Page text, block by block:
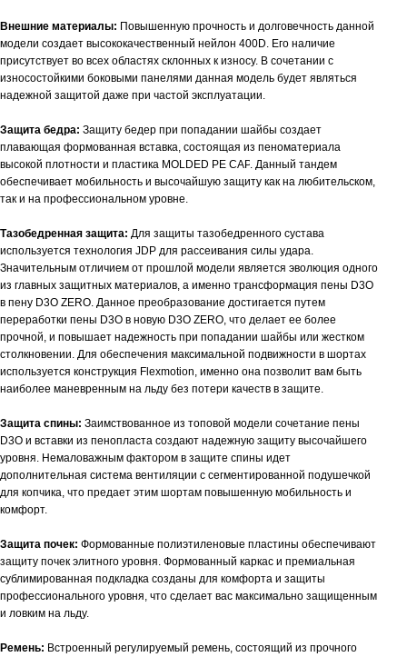
Внешние материалы: Повышенную прочность и долговечность данной
модели создает высококачественный нейлон 400D. Его наличие
присутствует во всех областях склонных к износу. В сочетании с
износостойкими боковыми панелями данная модель будет являться
надежной защитой даже при частой эксплуатации.
Защита бедра: Защиту бедер при попадании шайбы создает
плавающая формованная вставка, состоящая из пеноматериала
высокой плотности и пластика MOLDED PE CAP. Данный тандем
обеспечивает мобильность и высочайшую защиту как на любительском,
так и на профессиональном уровне.
Тазобедренная защита: Для защиты тазобедренного сустава
используется технология JDP для рассеивания силы удара.
Значительным отличием от прошлой модели является эволюция одного
из главных защитных материалов, а именно трансформация пены D3O
в пену D3O ZERO. Данное преобразование достигается путем
переработки пены D3O в новую D3O ZERO, что делает ее более
прочной, и повышает надежность при попадании шайбы или жестком
столкновении. Для обеспечения максимальной подвижности в шортах
используется конструкция Flexmotion, именно она позволит вам быть
наиболее маневренным на льду без потери качеств в защите.
Защита спины: Заимствованное из топовой модели сочетание пены
D3O и вставки из пенопласта создают надежную защиту высочайшего
уровня. Немаловажным фактором в защите спины идет
дополнительная система вентиляции с сегментированной подушечкой
для копчика, что предает этим шортам повышенную мобильность и
комфорт.
Защита почек: Формованные полиэтиленовые пластины обеспечивают
защиту почек элитного уровня. Формованный каркас и премиальная
сублимированная подкладка созданы для комфорта и защиты
профессионального уровня, что сделает вас максимально защищенным
и ловким на льду.
Ремень: Встроенный регулируемый ремень, состоящий из прочного